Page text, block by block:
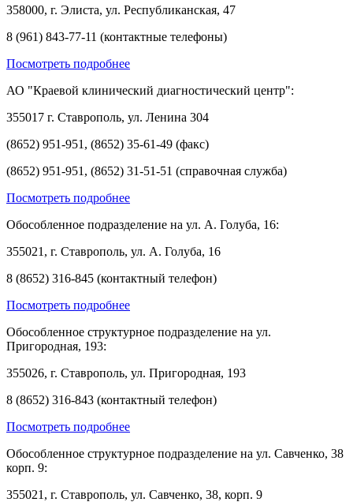
358000, г. Элиста, ул. Республиканская, 47
8 (961) 843-77-11 (контактные телефоны)
Посмотреть подробнее
АО "Краевой клинический диагностический центр":
355017 г. Ставрополь, ул. Ленина 304
(8652) 951-951, (8652) 35-61-49 (факс)
(8652) 951-951, (8652) 31-51-51 (справочная служба)
Посмотреть подробнее
Обособленное подразделение на ул. А. Голуба, 16:
355021, г. Ставрополь, ул. А. Голуба, 16
8 (8652) 316-845 (контактный телефон)
Посмотреть подробнее
Обособленное структурное подразделение на ул.
Пригородная, 193:
355026, г. Ставрополь, ул. Пригородная, 193
8 (8652) 316-843 (контактный телефон)
Посмотреть подробнее
Обособленное структурное подразделение на ул. Савченко, 38
корп. 9:
355021, г. Ставрополь, ул. Савченко, 38, корп. 9